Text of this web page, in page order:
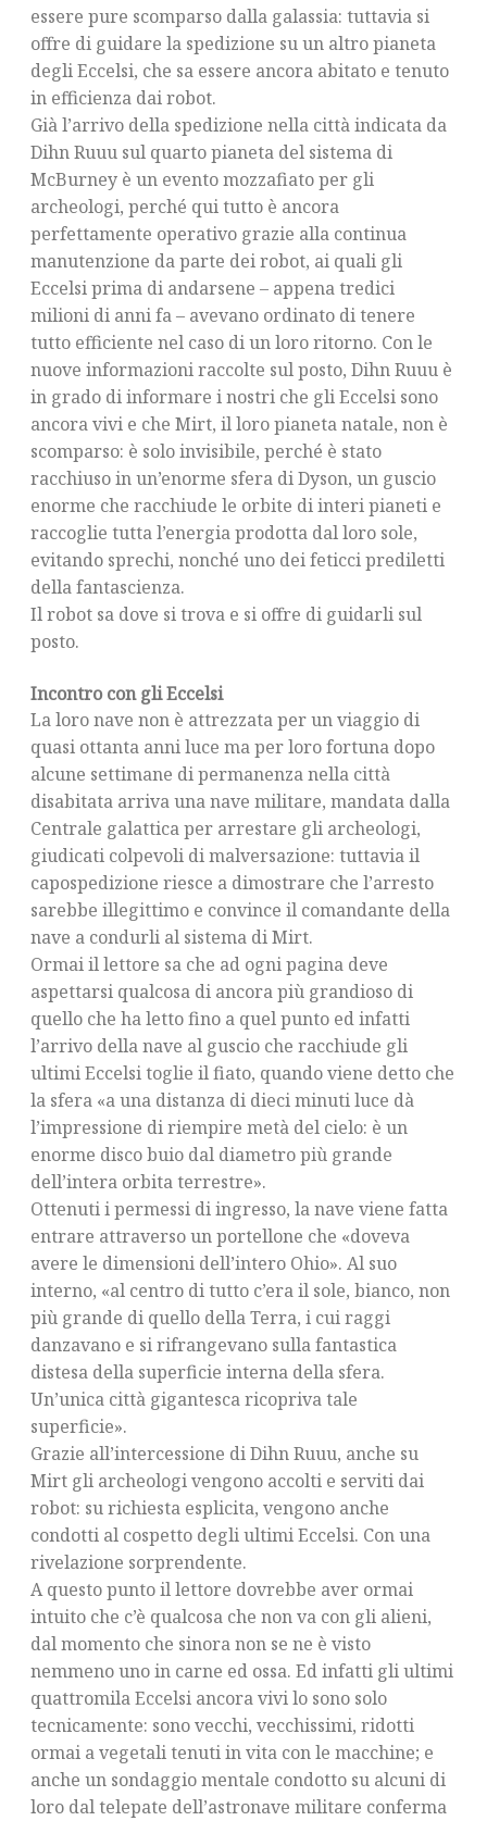
essere pure scomparso dalla galassia: tuttavia si
offre di guidare la spedizione su un altro pianeta
degli Eccelsi, che sa essere ancora abitato e tenuto
in efficienza dai robot.
Già l’arrivo della spedizione nella città indicata da
Dihn Ruuu sul quarto pianeta del sistema di
McBurney è un evento mozzafiato per gli
archeologi, perché qui tutto è ancora
perfettamente operativo grazie alla continua
manutenzione da parte dei robot, ai quali gli
Eccelsi prima di andarsene – appena tredici
milioni di anni fa – avevano ordinato di tenere
tutto efficiente nel caso di un loro ritorno. Con le
nuove informazioni raccolte sul posto, Dihn Ruuu è
in grado di informare i nostri che gli Eccelsi sono
ancora vivi e che Mirt, il loro pianeta natale, non è
scomparso: è solo invisibile, perché è stato
racchiuso in un’enorme sfera di Dyson, un guscio
enorme che racchiude le orbite di interi pianeti e
raccoglie tutta l’energia prodotta dal loro sole,
evitando sprechi, nonché uno dei feticci prediletti
della fantascienza.
Il robot sa dove si trova e si offre di guidarli sul
posto.
Incontro con gli Eccelsi
La loro nave non è attrezzata per un viaggio di
quasi ottanta anni luce ma per loro fortuna dopo
alcune settimane di permanenza nella città
disabitata arriva una nave militare, mandata dalla
Centrale galattica per arrestare gli archeologi,
giudicati colpevoli di malversazione: tuttavia il
capospedizione riesce a dimostrare che l’arresto
sarebbe illegittimo e convince il comandante della
nave a condurli al sistema di Mirt.
Ormai il lettore sa che ad ogni pagina deve
aspettarsi qualcosa di ancora più grandioso di
quello che ha letto fino a quel punto ed infatti
l’arrivo della nave al guscio che racchiude gli
ultimi Eccelsi toglie il fiato, quando viene detto che
la sfera «a una distanza di dieci minuti luce dà
l’impressione di riempire metà del cielo: è un
enorme disco buio dal diametro più grande
dell’intera orbita terrestre».
Ottenuti i permessi di ingresso, la nave viene fatta
entrare attraverso un portellone che «doveva
avere le dimensioni dell’intero Ohio». Al suo
interno, «al centro di tutto c’era il sole, bianco, non
più grande di quello della Terra, i cui raggi
danzavano e si rifrangevano sulla fantastica
distesa della superficie interna della sfera.
Un’unica città gigantesca ricopriva tale
superficie».
Grazie all’intercessione di Dihn Ruuu, anche su
Mirt gli archeologi vengono accolti e serviti dai
robot: su richiesta esplicita, vengono anche
condotti al cospetto degli ultimi Eccelsi. Con una
rivelazione sorprendente.
A questo punto il lettore dovrebbe aver ormai
intuito che c’è qualcosa che non va con gli alieni,
dal momento che sinora non se ne è visto
nemmeno uno in carne ed ossa. Ed infatti gli ultimi
quattromila Eccelsi ancora vivi lo sono solo
tecnicamente: sono vecchi, vecchissimi, ridotti
ormai a vegetali tenuti in vita con le macchine; e
anche un sondaggio mentale condotto su alcuni di
loro dal telepate dell’astronave militare conferma